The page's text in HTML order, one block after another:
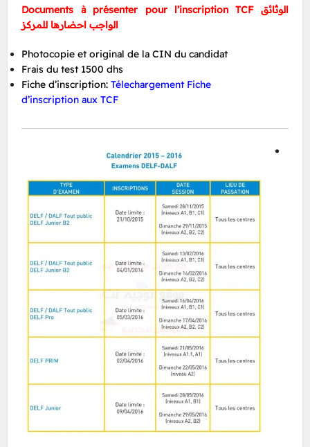
Documents à présenter pour l’inscription TCF الوثائق
الواجب احضارها للمركز
Photocopie et original de la CIN du candidat
Frais du test 1500 dhs
Fiche d’inscription: Télechargement Fiche
d’inscription aux TCF